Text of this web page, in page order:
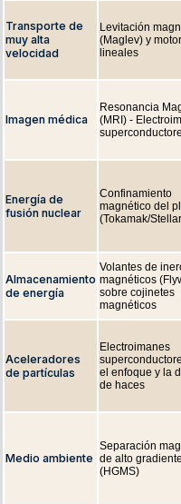
Transporte de
muy alta
velocidad
Levitación
(Maglev) y
lineales
Imagen médica
Resonancia
(MRI) -
Energía de
fusión nuclear
Confinamiento
magnético del
(Tokamak/
Almacenamiento
de energía
Volantes de
magnéticos
sobre cojinetes
magnéticos
Aceleradores
de partículas
Electroimanes
el enfoque y la
de haces
Medio ambiente
Separación
de alto gradiente
(HGMS)